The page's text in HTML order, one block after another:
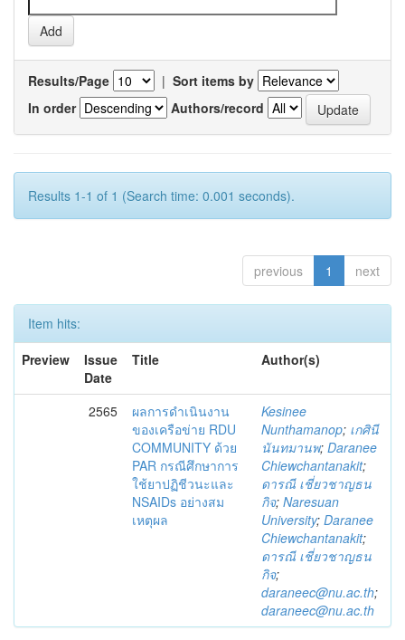
Results/Page | Sort items by
In order
Authors/record
Results 1-1 of 1 (Search time: 0.001 seconds).
previous 1 next
Item hits:
Preview
Issue
Date
Title Author(s)
2565
ผลการดำเนินงาน
ของเครือข่าย RDU
COMMUNITY ด้วย
PAR กรณีศึกษาการ
ใช้ยาปฏิชีวนะและ
NSAIDs อย่างสม
เหตุผล
Kesinee
Nunthamanop; เกศินี
นันทมานพ; Daranee
Chiewchantanakit;
ดารณี เชี่ยวชาญธน
กิจ; Naresuan
University; Daranee
Chiewchantanakit;
ดารณี เชี่ยวชาญธน
กิจ;
daraneec@nu.ac.th;
daraneec@nu.ac.th